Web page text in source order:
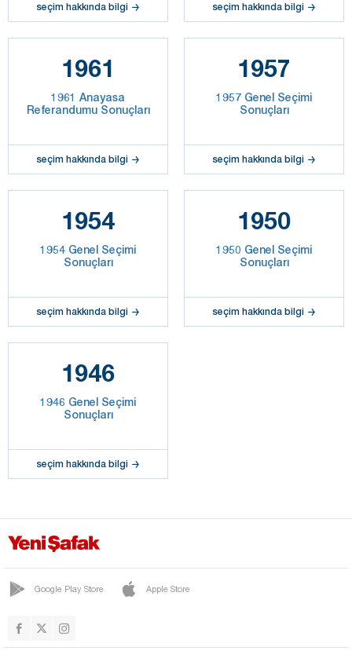
seçim hakkında bilgi seçim hakkında bilgi
1961
1961 Anayasa
Referandumu Sonuçları
seçim hakkında bilgi
1957
1957 Genel Seçimi
Sonuçları
seçim hakkında bilgi
1954
1954 Genel Seçimi
Sonuçları
seçim hakkında bilgi
1950
1950 Genel Seçimi
Sonuçları
seçim hakkında bilgi
1946
1946 Genel Seçimi
Sonuçları
seçim hakkında bilgi
Google Play Store Apple Store